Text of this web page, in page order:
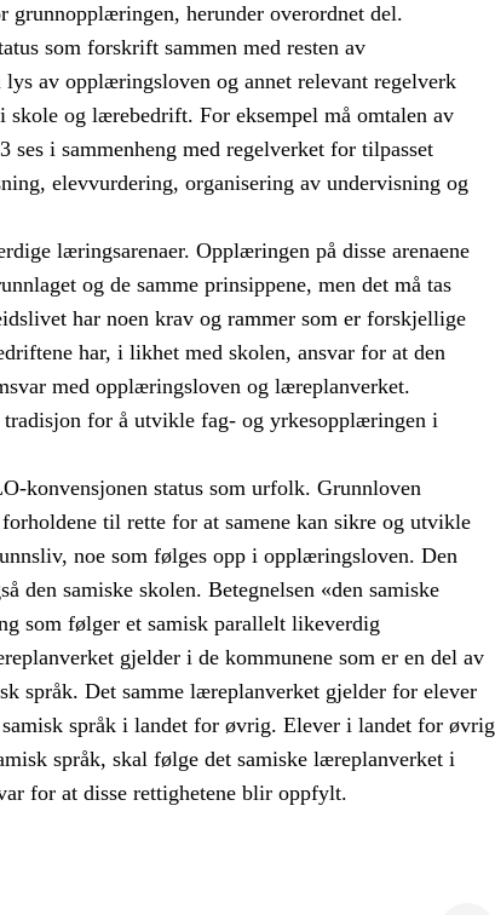
grunnopplæringen, herunder overordnet del.
som forskrift sammen med resten av
av opplæringsloven og annet relevant regelverk
og lærebedrift. For eksempel må omtalen av
i sammenheng med regelverket for tilpasset
elevvurdering, organisering av undervisning og
læringsarenaer. Opplæringen på disse arenaene
og de samme prinsippene, men det må tas
har noen krav og rammer som er forskjellige
har, i likhet med skolen, ansvar for at den
med opplæringsloven og læreplanverket.
tradisjon for å utvikle fag- og yrkesopplæringen i
konvensjonen status som urfolk. Grunnloven
til rette for at samene kan sikre og utvikle
noe som følges opp i opplæringsloven. Den
den samiske skolen. Betegnelsen «den samiske
som følger et samisk parallelt likeverdig
gjelder i de kommunene som er en del av
språk. Det samme læreplanverket gjelder for elever
språk i landet for øvrig. Elever i landet for øvrig
språk, skal følge det samiske læreplanverket i
for at disse rettighetene blir oppfylt.